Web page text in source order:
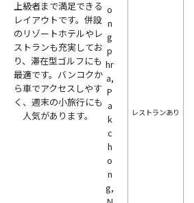
上級者まで満足できる
レイアウトです。併設
のリゾートホテルやレ
ストランも充実してお
り、滞在型ゴルフにも
最適です。バンコクか
ら車でアクセスしやす
く、週末の小旅行にも
人気があります。
o
n
g
p
hr
a,
P
a
k
c
h
o
n
g,
レストランあり